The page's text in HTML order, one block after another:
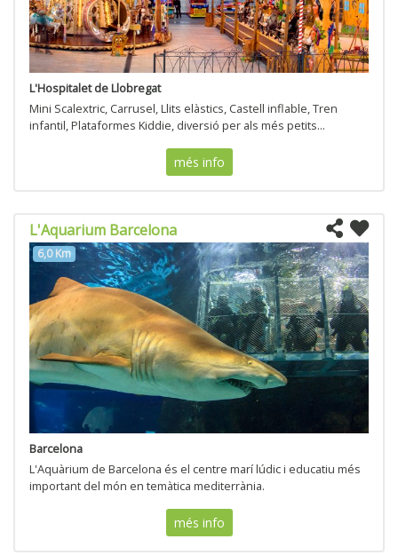
L'Hospitalet de Llobregat
Mini Scalextric, Carrusel, Llits elàstics, Castell inflable, Tren
infantil, Plataformes Kiddie, diversió per als més petits...
més info
L'Aquarium Barcelona
6,0 Km
Barcelona
L'Aquàrium de Barcelona és el centre marí lúdic i educatiu més
important del món en temàtica mediterrània.
més info